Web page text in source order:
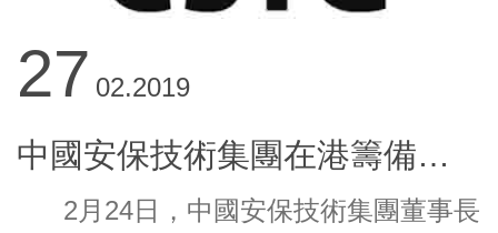
27 02.2019
中國安保技術集團在港籌備成立新安保公司
2月24日，中國安保技術集團董事長